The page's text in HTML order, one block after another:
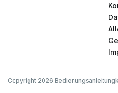
Copyright 2026